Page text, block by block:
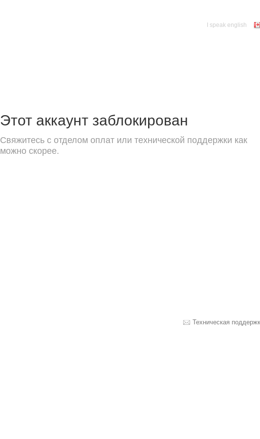
I speak english
Этот аккаунт заблокирован
Свяжитесь с отделом оплат или технической поддержки как
можно скорее.
Техническая